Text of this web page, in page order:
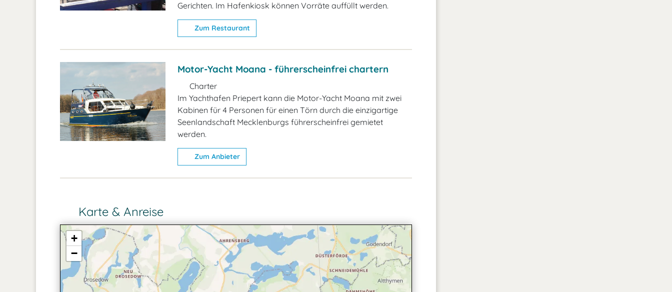
Gerichten. Im Hafenkiosk können Vorräte auffüllt werden.
Zum Restaurant
Motor-Yacht Moana - führerscheinfrei chartern
Charter
Im Yachthafen Priepert kann die Motor-Yacht Moana mit zwei
Kabinen für 4 Personen für einen Törn durch die einzigartige
Seenlandschaft Mecklenburgs führerscheinfrei gemietet
werden.
Zum Anbieter
Karte & Anreise
+
−